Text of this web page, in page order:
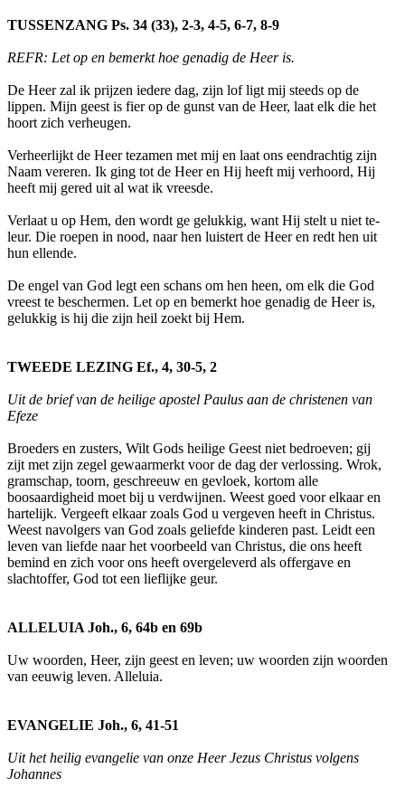
TUSSENZANG Ps. 34 (33), 2-3, 4-5, 6-7, 8-9
REFR: Let op en bemerkt hoe genadig de Heer is.
De Heer zal ik prijzen iedere dag, zijn lof ligt mij steeds op de
lippen. Mijn geest is fier op de gunst van de Heer, laat elk die het
hoort zich verheugen.
Verheerlijkt de Heer tezamen met mij en laat ons eendrachtig zijn
Naam vereren. Ik ging tot de Heer en Hij heeft mij verhoord, Hij
heeft mij gered uit al wat ik vreesde.
Verlaat u op Hem, den wordt ge gelukkig, want Hij stelt u niet te-
leur. Die roepen in nood, naar hen luistert de Heer en redt hen uit
hun ellende.
De engel van God legt een schans om hen heen, om elk die God
vreest te beschermen. Let op en bemerkt hoe genadig de Heer is,
gelukkig is hij die zijn heil zoekt bij Hem.
TWEEDE LEZING Ef., 4, 30-5, 2
Uit de brief van de heilige apostel Paulus aan de christenen van
Efeze
Broeders en zusters, Wilt Gods heilige Geest niet bedroeven; gij
zijt met zijn zegel gewaarmerkt voor de dag der verlossing. Wrok,
gramschap, toorn, geschreeuw en gevloek, kortom alle
boosaardigheid moet bij u verdwijnen. Weest goed voor elkaar en
hartelijk. Vergeeft elkaar zoals God u vergeven heeft in Christus.
Weest navolgers van God zoals geliefde kinderen past. Leidt een
leven van liefde naar het voorbeeld van Christus, die ons heeft
bemind en zich voor ons heeft overgeleverd als offergave en
slachtoffer, God tot een lieflijke geur.
ALLELUIA Joh., 6, 64b en 69b
Uw woorden, Heer, zijn geest en leven; uw woorden zijn woorden
van eeuwig leven. Alleluia.
EVANGELIE Joh., 6, 41-51
Uit het heilig evangelie van onze Heer Jezus Christus volgens
Johannes